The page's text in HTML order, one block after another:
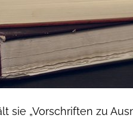
sie „Vorschriften zu